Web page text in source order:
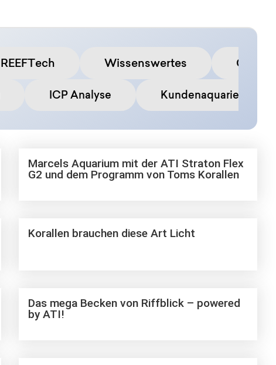
REEFTech Wissenswertes
ICP Analyse Kundenaquarien
Marcels Aquarium mit der ATI Straton Flex
G2 und dem Programm von Toms Korallen
Korallen brauchen diese Art Licht
Das mega Becken von Riffblick – powered
by ATI!